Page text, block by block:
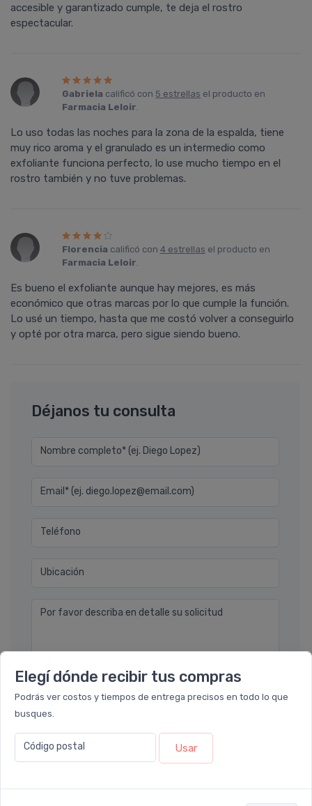
Elegí dónde recibir tus compras
Podrás ver costos y tiempos de entrega precisos en todo lo que
busques.
Código postal Usar
accesible y garantizado cumple, te deja el rostro
espectacular.
Gabriela calificó con 5 estrellas el producto en
Farmacia Leloir.
Lo uso todas las noches para la zona de la espalda, tiene
muy rico aroma y el granulado es un intermedio como
exfoliante funciona perfecto, lo use mucho tiempo en el
rostro también y no tuve problemas.
Florencia calificó con 4 estrellas el producto en
Farmacia Leloir.
Es bueno el exfoliante aunque hay mejores, es más
económico que otras marcas por lo que cumple la función.
Lo usé un tiempo, hasta que me costó volver a conseguirlo
y opté por otra marca, pero sigue siendo bueno.
Déjanos tu consulta
Nombre completo* (ej. Diego Lopez)
Email* (ej. diego.lopez@email.com)
Teléfono
Ubicación
Por favor describa en detalle su solicitud